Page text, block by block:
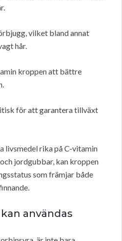
vilket bland annat
hår.
kroppen att bättre
för att garantera tillväxt
livsmedel rika på C-vitamin
jordgubbar, kan kroppen
som främjar både
användas